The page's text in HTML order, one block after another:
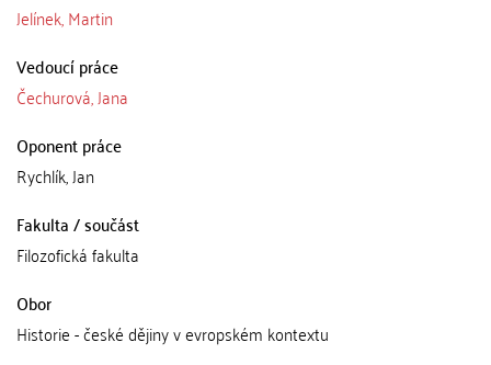
Jelínek, Martin
Vedoucí práce
Čechurová, Jana
Oponent práce
Rychlík, Jan
Fakulta / součást
Filozofická fakulta
Obor
Historie - české dějiny v evropském kontextu